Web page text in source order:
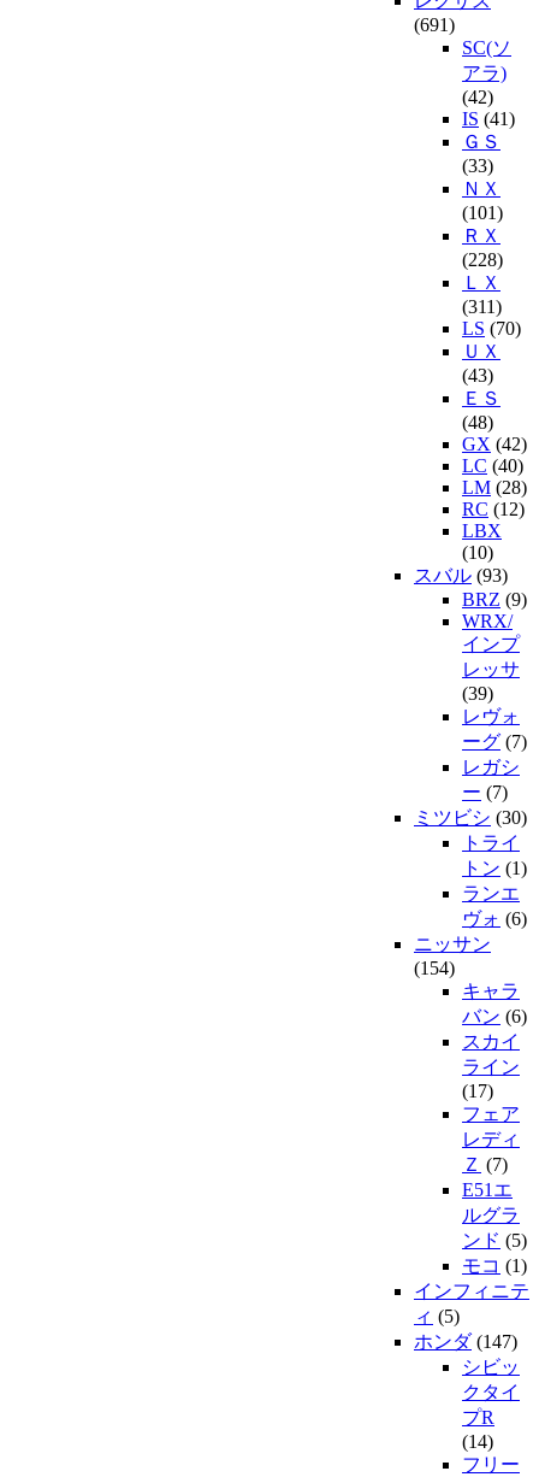
(691)
SC(ソ
アラ)
(42)
IS (41)
ＧＳ
(33)
ＮＸ
(101)
ＲＸ
(228)
ＬＸ
(311)
LS (70)
ＵＸ
(43)
ＥＳ
(48)
GX (42)
LC (40)
LM (28)
RC (12)
LBX
(10)
スバル (93)
BRZ (9)
WRX/
インプ
レッサ
(39)
レヴォ
ーグ (7)
レガシ
ー (7)
ミツビシ (30)
トライ
トン (1)
ランエ
ヴォ (6)
ニッサン
(154)
キャラ
バン (6)
スカイ
ライン
(17)
フェア
レディ
Ｚ (7)
E51エ
ルグラ
ンド (5)
モコ (1)
インフィニテ
ィ (5)
ホンダ(147)
シビッ
クタイ
プR
(14)
フリー